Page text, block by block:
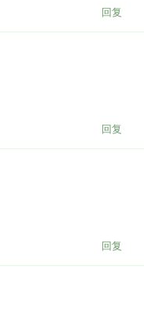
回复
回复
回复